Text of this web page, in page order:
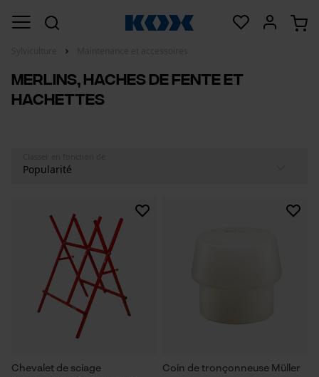
Merlins, haches de fente et
hachettes
Chevalet de sciage
Coin de tronçonneuse Müller